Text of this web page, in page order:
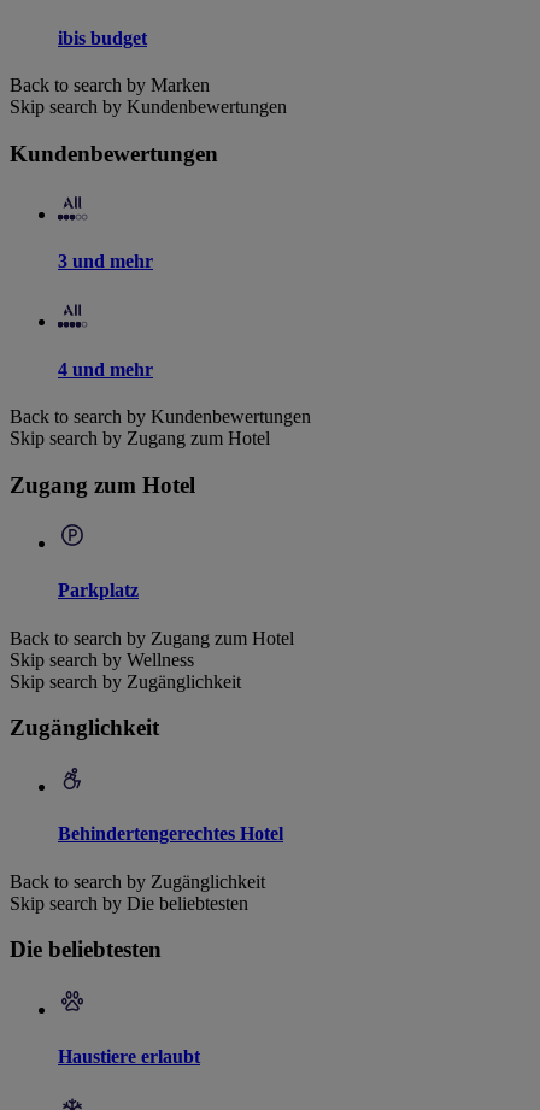
ibis budget
Back to search by Marken
Skip search by Kundenbewertungen
Kundenbewertungen
3 und mehr
4 und mehr
Back to search by Kundenbewertungen
Skip search by Zugang zum Hotel
Zugang zum Hotel
Parkplatz
Back to search by Zugang zum Hotel
Skip search by Wellness
Skip search by Zugänglichkeit
Zugänglichkeit
Behindertengerechtes Hotel
Back to search by Zugänglichkeit
Skip search by Die beliebtesten
Die beliebtesten
Haustiere erlaubt